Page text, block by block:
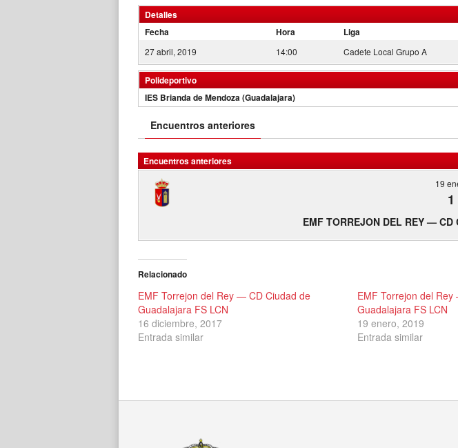
Detalles
Fecha
Hora Liga
27 abril, 2019 14:00 Cadete Local Grupo A
Polideportivo
IES Brianda de Mendoza (Guadalajara)
Encuentros anteriores
Encuentros anteriores
19
1
EMF TORREJON DEL REY —
Relacionado
EMF Torrejon del Rey — CD Ciudad de
Guadalajara FS LCN
16 diciembre, 2017
Entrada similar
EMF Torrejon del
Guadalajara FS LCN
19 enero, 2019
Entrada similar